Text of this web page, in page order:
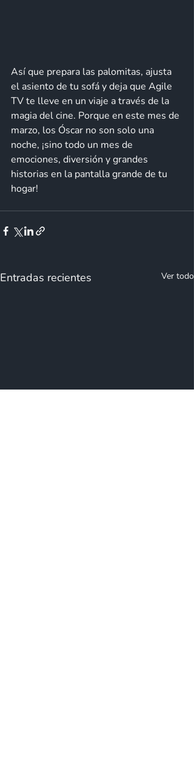
Así que prepara las palomitas, ajusta
el asiento de tu sofá y deja que Agile
TV te lleve en un viaje a través de la
magia del cine. Porque en este mes de
marzo, los Óscar no son solo una
noche, ¡sino todo un mes de
emociones, diversión y grandes
historias en la pantalla grande de tu
hogar!
Entradas recientes Ver todo